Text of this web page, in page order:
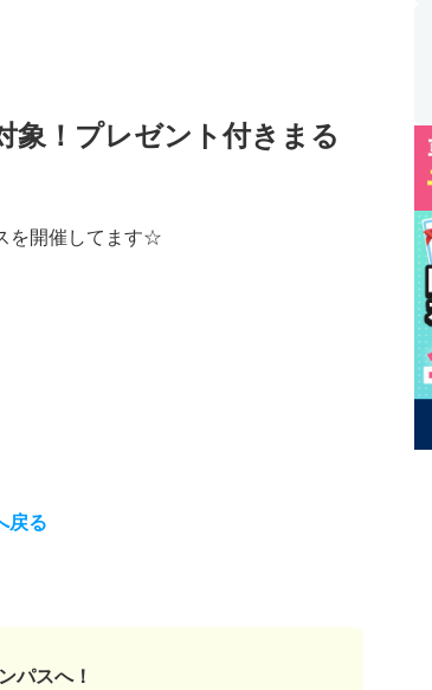
象！プレゼント付きまる
を開催してます☆
戻る
パスへ！